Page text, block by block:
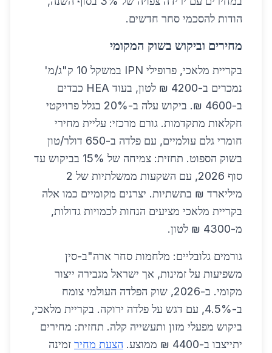
הודות להסכמי סחר חדשים.
מחירים וביקוש בשוק המקומי
בקריית מלאכי, פרופילי IPN במשקל 10 ק"ג/מ'
נמכרים ב-4200 ₪ לטון, בעוד HEA כבדים
ב-4600 ₪. ביקוש עלה ב-20% בגלל פרויקטי
חקלאות מתקדמות. גורם מרכזי: עליית מחירי
חומרי גלם עולמיים, עם פלדה ב-650 דולר/טון
בשוק הספוט. תחזית: צמיחה של 15% בביקוש עד
סוף 2026, עם השקעות ממשלתיות של 2
מיליארד ₪ בתשתיות. יצרנים מקומיים כמו אלה
בקריית מלאכי מציעים הנחות לכמויות גדולות,
מ-4300 ₪ לטון.
גורמים גלובליים: מלחמות סחר ארה"ב-סין
משפיעות על זמינות, אך ישראל מגבירה ייצור
מקומי. ב-2026, שוק הפלדה העולמי צומח
ב-4.5%, עם דגש על פלדה ירוקה. בקריית מלאכי,
ביקוש מפעלי מזון ותעשייה קלה. תחזית: מחירים
יתייצבו ב-4400 ₪ ממוצע.
הצעת מחיר זמינה